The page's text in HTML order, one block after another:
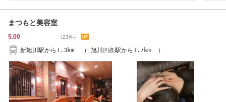
まつもと美容室
5.00 （23件）
新旭川駅から1.3km （ 旭川四条駅から1.7km ）